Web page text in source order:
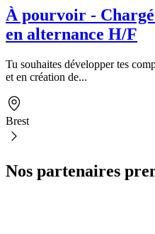
À pourvoir -
en alternance H/F
Tu souhaites développer tes
et en création de...
Brest
Nos partenaires